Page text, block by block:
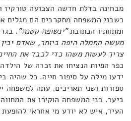
מבחינה בדלת חדשה הצבועה טורקיז
כשבני המשפחה מתקרבים הם מגלים
ומתחתיו הכתובת"ינשופה קטנה".
מעשה החמלה היפה ביותר, שאדם
צריך לעשות משהו כדי לכבד את
כפר הפיות הנציחו את זכרה של
ידעו מילה על סיפור חייה. כל שהיה
ספורות ושני תאריכים. עתה למשפחה
ביער. בני המשפחה הוקירו את
העיר, איש לא יודע מי אחראי להופעת